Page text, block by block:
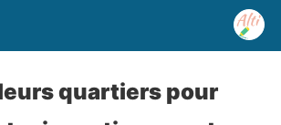
quartiers pour